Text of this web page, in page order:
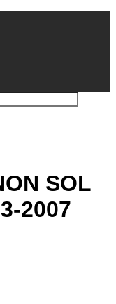
SOL
2007